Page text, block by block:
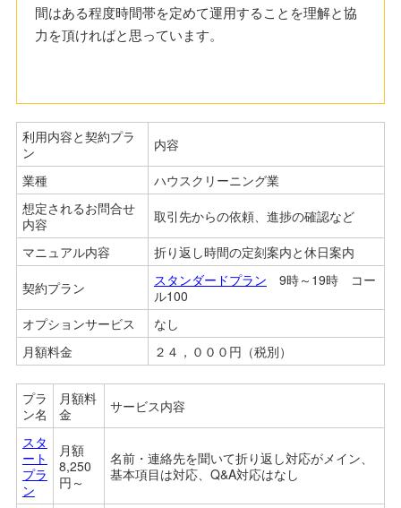
間はある程度時間帯を定めて運用することを理解と協
力を頂ければと思っています。
利用内容と契約プラ
ン
内容
業種
ハウスクリーニング業
想定されるお問合せ
内容
取引先からの依頼、進捗の確認など
マニュアル内容
折り返し時間の定刻案内と休日案内
契約プラン
スタンダードプラン 9時～19時 コー
ル100
オプションサービス
なし
月額料金
２４，０００円（税別）
プラ
ン名
月額料
金
サービス内容
スタ
ート
プラ
ン
月額
8,250
円～
名前・連絡先を聞いて折り返し対応がメイン、
基本項目は対応、Q&A対応はなし